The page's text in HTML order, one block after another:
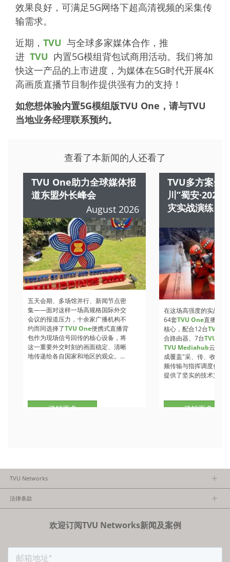
效果良好，可满足5G网络下超高清视频的采集传
输需求。
近期， TVU 与全球多家媒体合作，推
进 TVU 内置5G模组背包试商用活动。我们将加
快这一产品的上市进度，为媒体在5G时代开展4K
高画质直播节目制作提供强有力的支持！
如您想体验内置5G模组版TVU One，请与TVU
当地业务经理联系预约。
查看了本新闻的人还看了
TVU One助力全球媒体报
道东盟外长峰会
August 2026
五天会期、多场馆并行、新闻节点密
集——面对这样一场高规格国际外交
会议的报道压力，十余家广播机构不
约而同选择了TVU One便携式直播背
包作为现场信号回传的核心设备，将
这一重要外交时刻的画面稳定、清晰
地传递给各自国家和地区的观众。...
了解更多
TVU多方案全
川”蜀安
灾实战演练
在这场高强度的实战检
64套TVU One直播背
核心，配合12台TVU
合路由器、7台TVU
TVU Mediahub云调度
成覆盖"采、传、收、
频传输与指挥调度保障
提供了坚实的技术支撑
了解更多
TVU Networks
法律条款
欢迎订阅TVU Networks新闻及案例